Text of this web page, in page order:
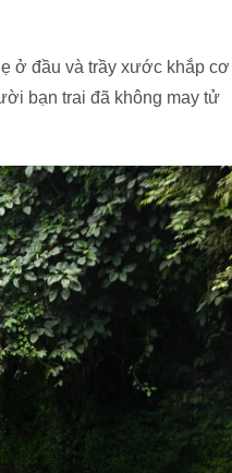
ở đầu và trầy xước khắp cơ
bạn trai đã không may tử